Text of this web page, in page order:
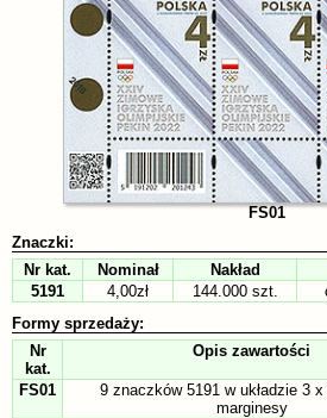
FS01
Znaczki:
Nr kat.
Nominał Nakład
5191
4,00zł 144.000 szt.
Formy sprzedaży:
Nr
kat.
Opis zawartości
FS01
9 znaczków 5191 w układzie 3
marginesy